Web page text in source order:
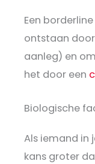
Een
ontstaan
aanleg) en
het door een
Biologische
Als iemand in
kans groter